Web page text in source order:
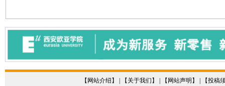
【 网站介绍 】 | 【 关于我们 】 | 【 网站声明 】 | 【投稿